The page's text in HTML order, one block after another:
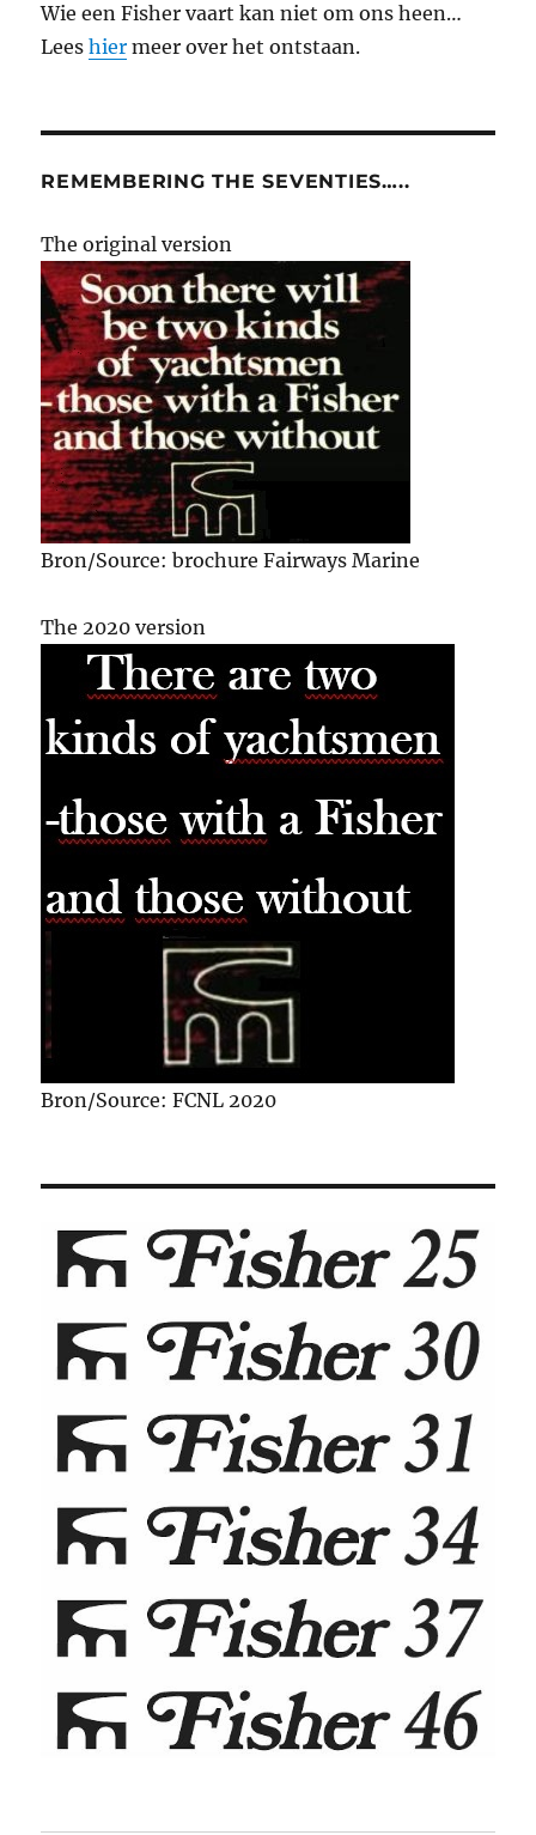
Wie een Fisher vaart kan niet om ons heen…
Leeshier meer over het ontstaan.
REMEMBERING THE SEVENTIES…..
The original version
Bron/Source: brochure Fairways Marine
The 2020 version
Bron/Source: FCNL 2020